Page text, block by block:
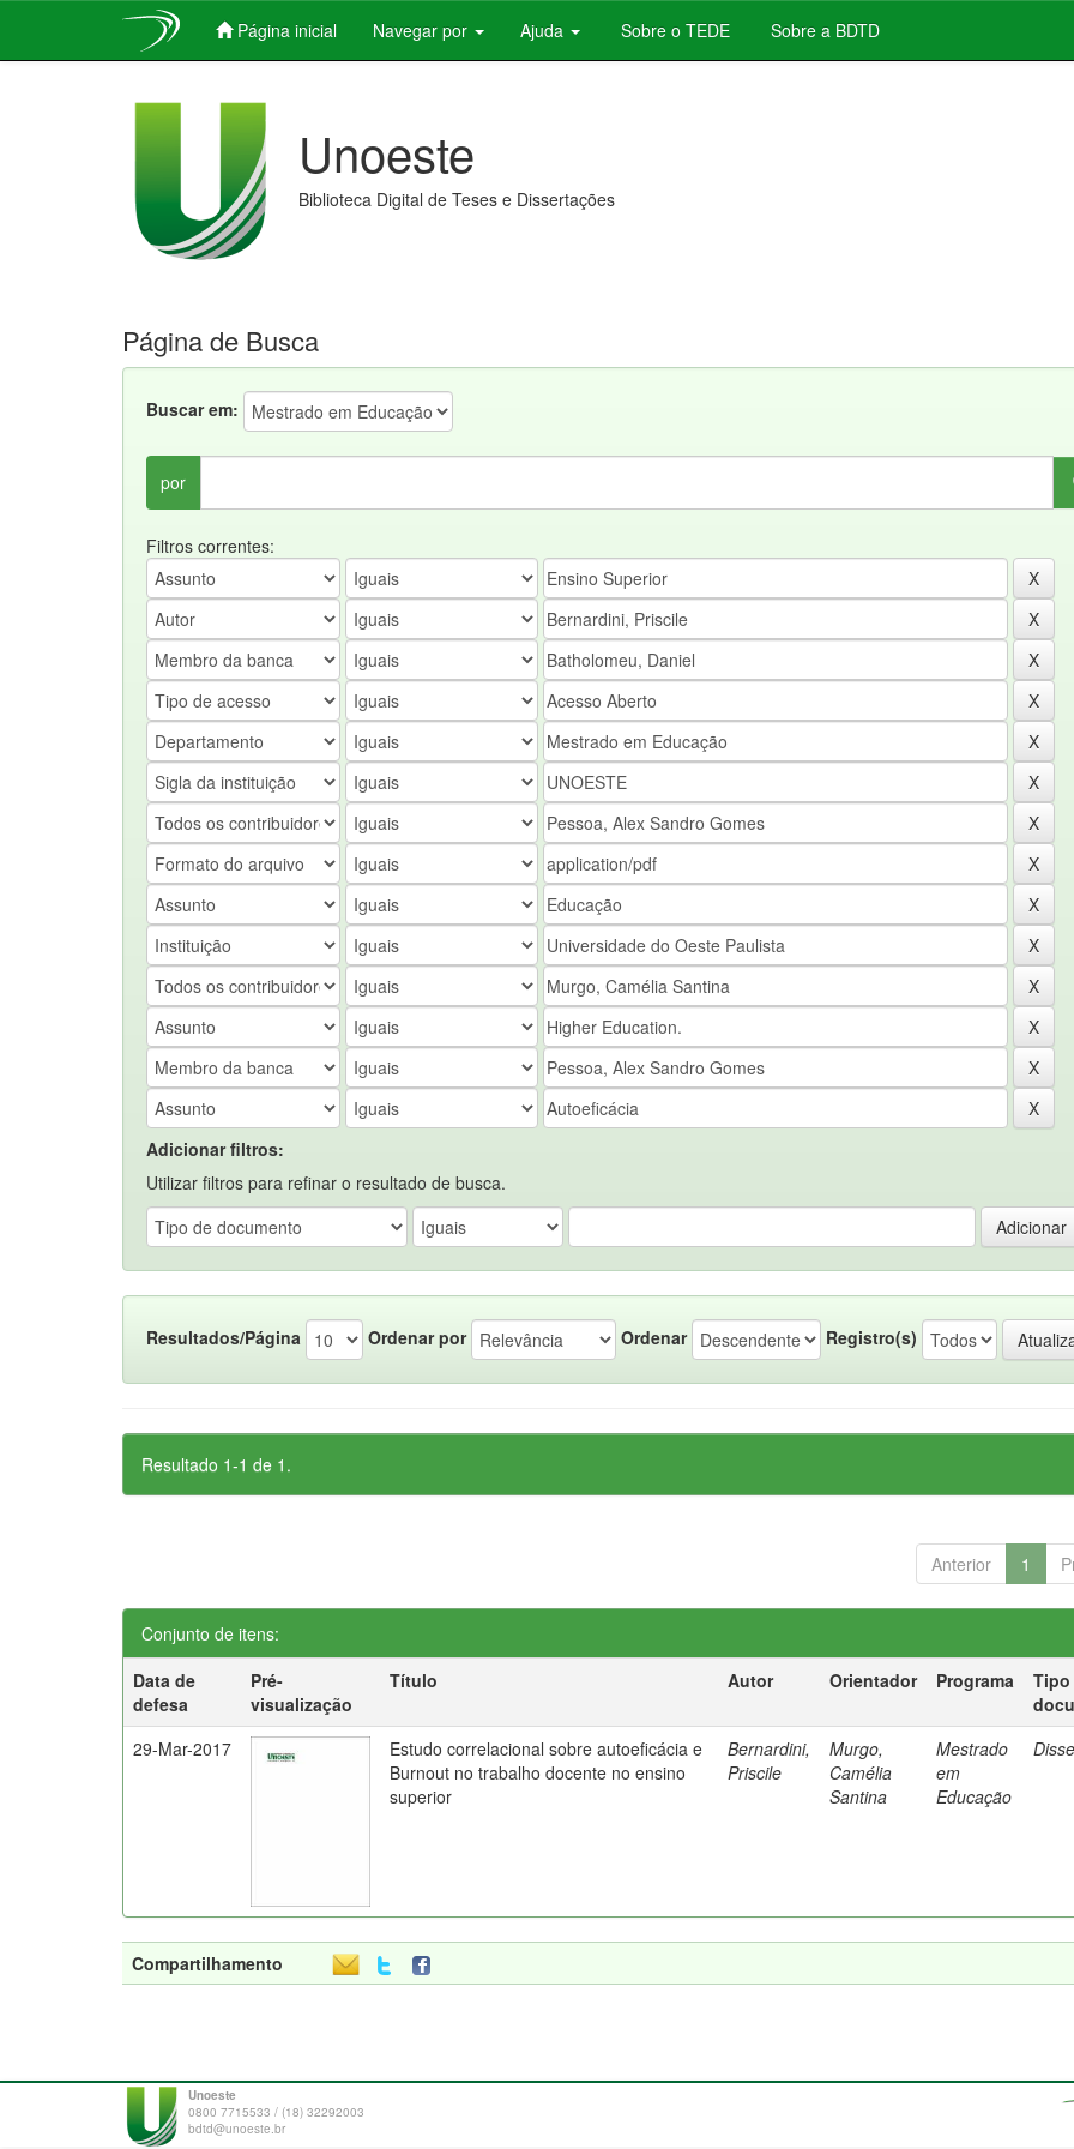
Página inicial Navegar por Ajuda Sobre o TEDE Sobre a BDTD
Unoeste
Biblioteca Digital de Teses e Dissertações
Página de Busca
Buscar em:
por
Filtros correntes:
Adicionar filtros:
Utilizar filtros para refinar o resultado de busca.
Resultados/Página Ordenar por Ordenar Registro(s)
Resultado 1-1 de 1.
Anterior 1
Conjunto de itens:
Data de
defesa
Pré-
visualização
Título Autor Orientador Programa
Tipo
29-Mar-2017
Estudo correlacional sobre autoeficácia e
Burnout no trabalho docente no ensino
superior
Bernardini,
Priscile
Murgo,
Camélia
Santina
Mestrado
em
Educação
Compartilhamento
Unoeste
0800 7715533 / (18) 32292003
bdtd@unoeste.br